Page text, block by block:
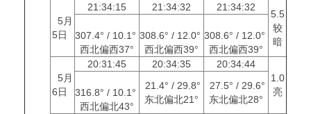
5月
5日
21:34:15 21:34:32 21:34:32
5.5
较
暗
307.4° / 10.1°
西北偏西37°
308.6° / 12.0°
西北偏西39°
308.6° / 12.0°
西北偏西39°
5月
6日
20:31:45 20:34:35
20:34:44
1.0
亮
316.8° / 10.1°
西北偏北43°
21.4° / 29.8°
东北偏北21°
27.5° / 29.6°
东北偏北28°